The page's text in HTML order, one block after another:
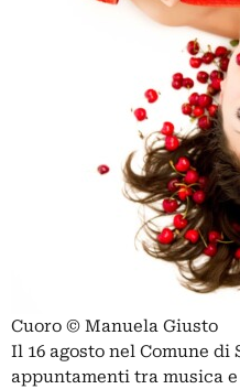
Cuoro © Manuela Giusto
Il 16 agosto nel Comune di
appuntamenti tra musica